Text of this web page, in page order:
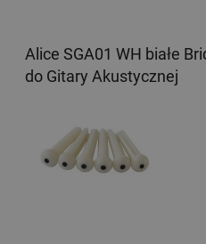
Alice SGA01 WH białe
do Gitary Akustycznej